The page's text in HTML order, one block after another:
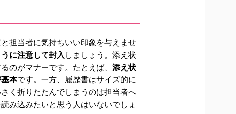
担当者に気持ちいい印象を与えませ
に注意して封入 しましょう。添え状
のがマナーです。たとえば、 添え状
本です。一方、履歴書はサイズ的に
く折りたたんでしまうのは担当者へ
み込みたいと思う人はいないでしょ